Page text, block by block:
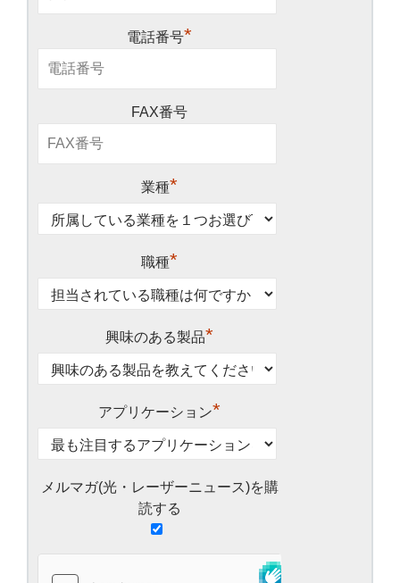
電話番号*
FAX番号
業種*
職種*
興味のある製品*
アプリケーション*
メルマガ(光・レーザーニュース)を購
読する